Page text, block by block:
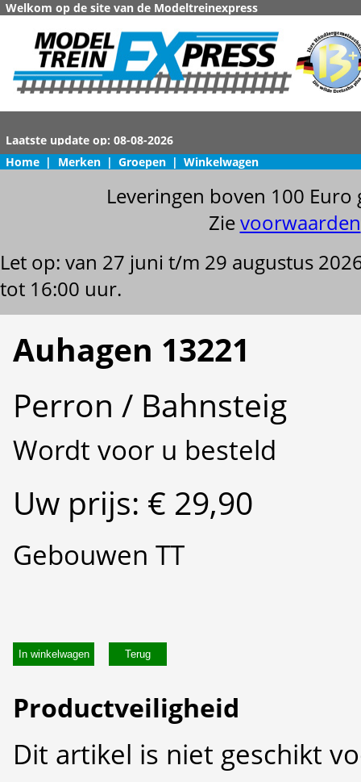
Welkom op de site van de Modeltreinexpress
Home | Merken | Groepen | Winkelwagen
Leveringen boven 100
Zievoorwaarden
Let op: van 27 juni t/m 29 augustus
tot 16:00 uur.
Auhagen 13221
Perron / Bahnsteig
Wordt voor u besteld
Uw prijs: € 29,90
Gebouwen TT
In winkelwagen
Productveiligheid
Dit artikel is niet geschikt